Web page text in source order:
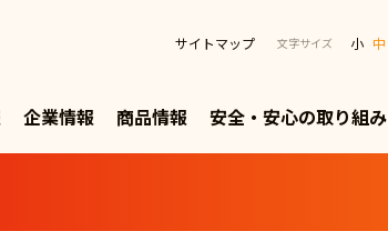
サイトマップ 文字サイズ 小 中
企業情報 商品情報 安全・安心の取り組み